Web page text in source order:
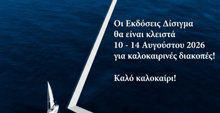
Χαρακτηριστικά Βιβλίου
Γλώσσα Ελληνικά
Διαστάσεις
Εσωτερικό Βιβλίου Έγχρωμο
Έτος Έκδοσης